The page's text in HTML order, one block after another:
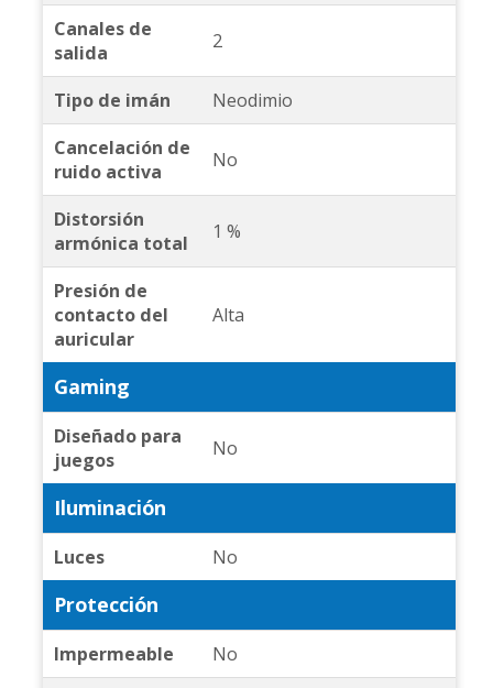
Canales de
salida
2
Tipo de imán
Neodimio
Cancelación de
ruido activa
No
Distorsión
armónica total
1 %
Presión de
contacto del
auricular
Alta
Gaming
Diseñado para
juegos
No
Iluminación
Luces No
Protección
Impermeable
No